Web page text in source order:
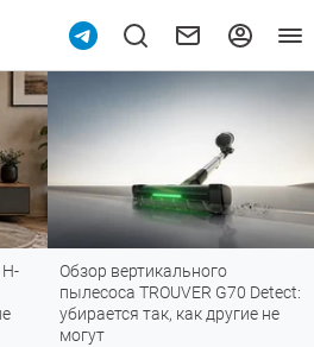
Обзор вертикального
пылесоса TROUVER G70 Detect:
убирается так, как другие не
могут